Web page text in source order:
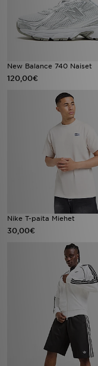
New Balance 740 Naiset
120,00€
Nike T-paita Miehet
30,00€